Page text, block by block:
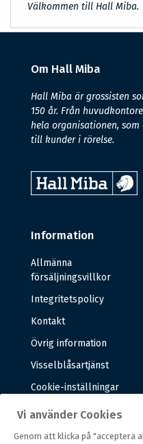
Välkommen till Hall Miba.
Om Hall Miba
Hall Miba är grossisten
150 år. Från
hela organisationen,
till kunder i rörelse.
Information
Allmänna
försäljningsvillkor
Integritetspolicy
Kontakt
Övrig information
Visselblåsartjänst
Cookie-inställningar
Vi använder Cookies
Genom att klicka på "acceptera